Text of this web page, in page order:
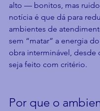
alto — bonitos, mas
notícia é que dá para
ambientes de
sem “matar” a energia
obra interminável, desde
seja feito com critério.
Por que o